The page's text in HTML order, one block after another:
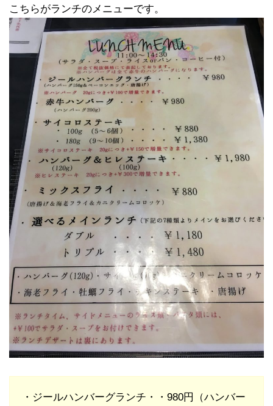
こちらがランチのメニューです。
・ジールハンバーグランチ・・980円（ハンバー